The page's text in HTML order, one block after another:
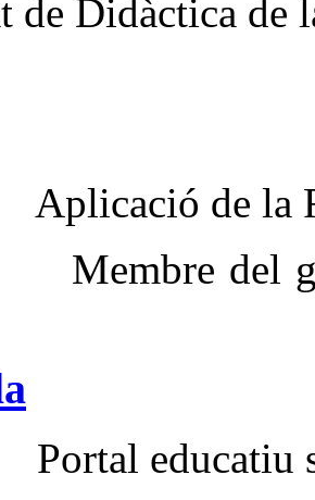
de Didàctica de
Aplicació de la
Membre del
educatiu